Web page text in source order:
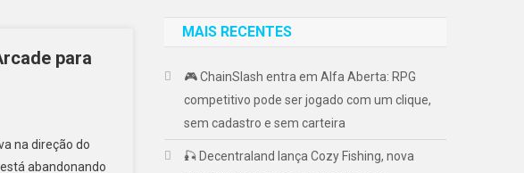
para
na direção do
abandonando
MAIS RECENTES
🎮 ChainSlash entra em Alfa Aberta: RPG
competitivo pode ser jogado com um clique,
sem cadastro e sem carteira
🎣 Decentraland lança Cozy Fishing, nova